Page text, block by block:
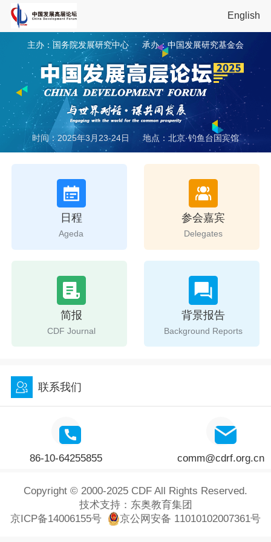
English
主办：国务院发展研究中心 承办：中国发展研究基金会
时间：2025年3月23-24日 地点：北京·钓鱼台国宾馆
日程
Ageda
参会嘉宾
Delegates
简报
CDF Journal
背景报告
Background Reports
联系我们
86-10-64255855 comm@cdrf.org.cn
Copyright © 2000-2025 CDF All Rights Reserved.
技术支持： 东奥教育集团
京ICP备14006155号
京公网安备 11010102007361号